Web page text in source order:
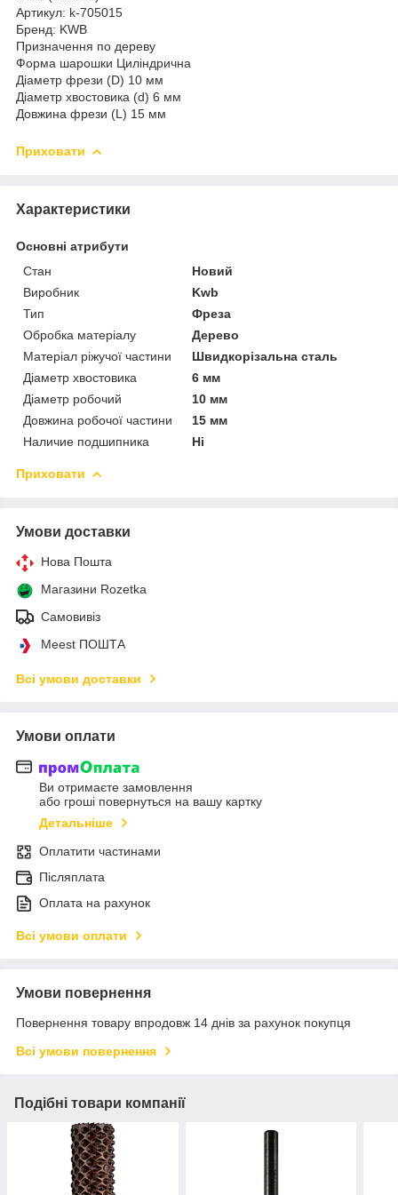
Артикул: k-705015
Бренд: KWB
Призначення по дереву
Форма шарошки Циліндрична
Діаметр фрези (D) 10 мм
Діаметр хвостовика (d) 6 мм
Довжина фрези (L) 15 мм
Приховати
Характеристики
Основні атрибути
Стан
Новий
Виробник
Kwb
Тип
Фреза
Обробка матеріалу
Дерево
Матеріал ріжучої частини
Швидкорізальна сталь
Діаметр хвостовика
6 мм
Діаметр робочий
10 мм
Довжина робочої частини
15 мм
Наличие подшипника
Ні
Приховати
Умови доставки
Нова Пошта
Магазини Rozetka
Самовивіз
Meest ПОШТА
Всі умови доставки
Умови оплати
Ви отримаєте замовлення
або гроші повернуться на вашу картку
Детальніше
Оплатити частинами
Післяплата
Оплата на рахунок
Всі умови оплати
Умови повернення
Повернення товару впродовж 14 днів за рахунок покупця
Всі умови повернення
Подібні товари компанії